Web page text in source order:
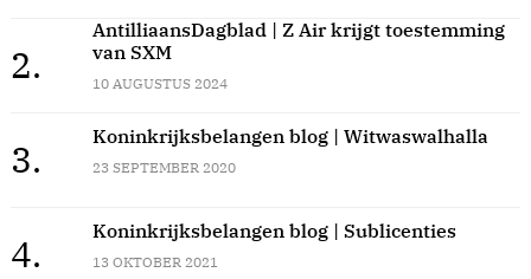
2.
AntilliaansDagblad | Z Air krijgt toestemming
van SXM
10 AUGUSTUS 2024
3.
Koninkrijksbelangen blog | Witwaswalhalla
23 SEPTEMBER 2020
4.
Koninkrijksbelangen blog | Sublicenties
13 OKTOBER 2021